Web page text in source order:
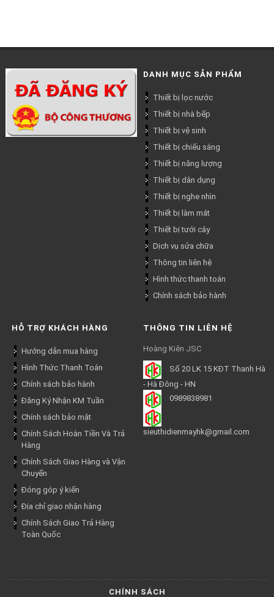
DANH MỤC SẢN PHẨM
Thiết bị lọc nước
Thiết bị nhà bếp
Thiết bị vệ sinh
Thiết bị chiếu sáng
Thiết bị năng lượng
Thiết bị dân dụng
Thiết bị nghe nhìn
Thiết bị làm mát
Thiết bị tưới cây
Dịch vụ sửa chữa
Thông tin liên hệ
Hình thức thanh toán
Chính sách bảo hành
HỖ TRỢ KHÁCH HÀNG
Hướng dẫn mua hàng
Hình Thức Thanh Toán
Chính sách bảo hành
Đăng Ký Nhận KM Tuần
Chính sách bảo mật
Chính Sách Hoàn Tiền Và Trả
Hàng
Chính Sách Giao Hàng và Vận
Chuyển
Đóng góp ý kiến
Địa chỉ giao nhận hàng
Chính Sách Giao Trả Hàng
Toàn Quốc
THÔNG TIN LIÊN HỆ
Hoàng Kiên JSC
Số 20 LK 15 KĐT Thanh Hà
- Hà Đông - HN
0989838981
sieuthidienmayhk@gmail.com
CHÍNH SÁCH